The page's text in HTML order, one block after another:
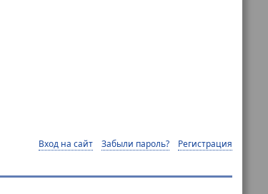
Вход на сайт Забыли пароль? Регистрация